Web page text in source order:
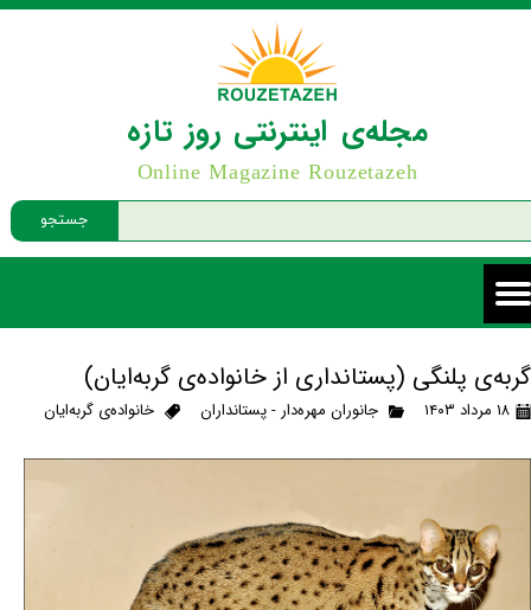
جستجو
مجله‌ی اینترنتی روز تازه
Online Magazine Rouzetazeh
گربه‌ی پلنگی (پستانداری از خانواده‌ی گربه‌ایان)
۱۸ مرداد ۱۴۰۳ جانوران مهره‌دار - پستانداران خانواده‌ی گربه‌ایان